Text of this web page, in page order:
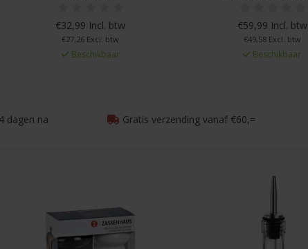
€32,99 Incl. btw
€27,26 Excl. btw
Beschikbaar
€59,99 Incl. btw
€49,58 Excl. btw
Beschikbaar
dagen na
Gratis verzending vanaf €60,=